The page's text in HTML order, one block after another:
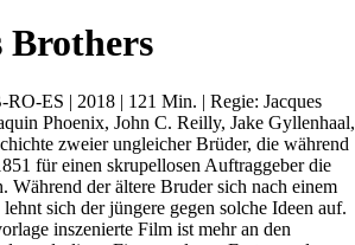
Brothers
ES | 2018 | 121 Min. | Regie: Jacques
Phoenix, John C. Reilly, Jake Gyllenhaal,
zweier ungleicher Brüder, die während
für einen skrupellosen Auftraggeber die
Während der ältere Bruder sich nach einem
sich der jüngere gegen solche Ideen auf.
inszenierte Film ist mehr an den